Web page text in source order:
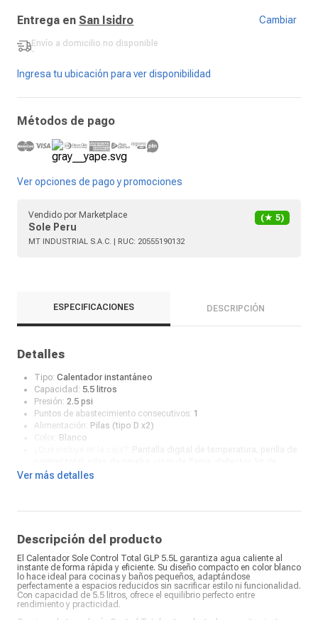
Entrega en San Isidro Cambiar
Envío a domicilio no disponible
-
Ingresa tu ubicación para ver disponibilidad
Métodos de pago
Ver opciones de pago y promociones
Vendido por Marketplace
Sole Peru
(★ 5)
MT INDUSTRIAL S.A.C. | RUC: 20555190132
ESPECIFICACIONES DESCRIPCIÓN
Detalles
Tipo: Calentador instantáneo
Capacidad: 5.5 litros
Presión: 2.5 psi
Puntos de abastecimiento consecutivos: 1
Alimentación: Pilas (tipo D x2)
Blanco
instalación
Ver más detalles
Descripción del producto
El Calentador Sole Control Total GLP 5.5L garantiza agua caliente al
instante de forma rápida y eficiente. Su diseño compacto en color blanco
lo hace ideal para cocinas y baños pequeños, adaptándose
perfectamente a espacios reducidos sin sacrificar estilo ni funcionalidad.
Con capacidad de 5.5 litros, ofrece el equilibrio perfecto entre
rendimiento y practicidad.